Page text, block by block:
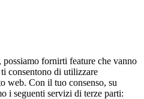
fornirti feature che vanno
consentono di utilizzare
web. Con il tuo consenso, su
i seguenti servizi di terze parti: